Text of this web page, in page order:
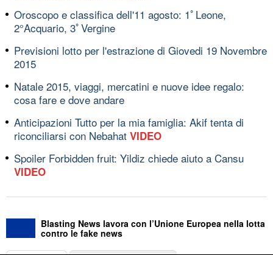
Oroscopo e classifica dell'11 agosto: 1ﾟLeone,
2°Acquario, 3ﾟVergine
Previsioni lotto per l'estrazione di Giovedi 19 Novembre
2015
Natale 2015, viaggi, mercatini e nuove idee regalo:
cosa fare e dove andare
Anticipazioni Tutto per la mia famiglia: Akif tenta di
riconciliarsi con Nebahat VIDEO
Spoiler Forbidden fruit: Yildiz chiede aiuto a Cansu
VIDEO
Blasting News lavora con l’Unione Europea nella lotta
contro le fake news